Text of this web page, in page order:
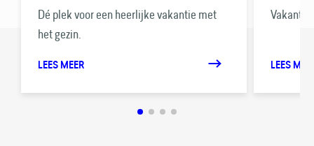
Dé plek voor een heerlijke vakantie met
het gezin.
LEES MEER LEES